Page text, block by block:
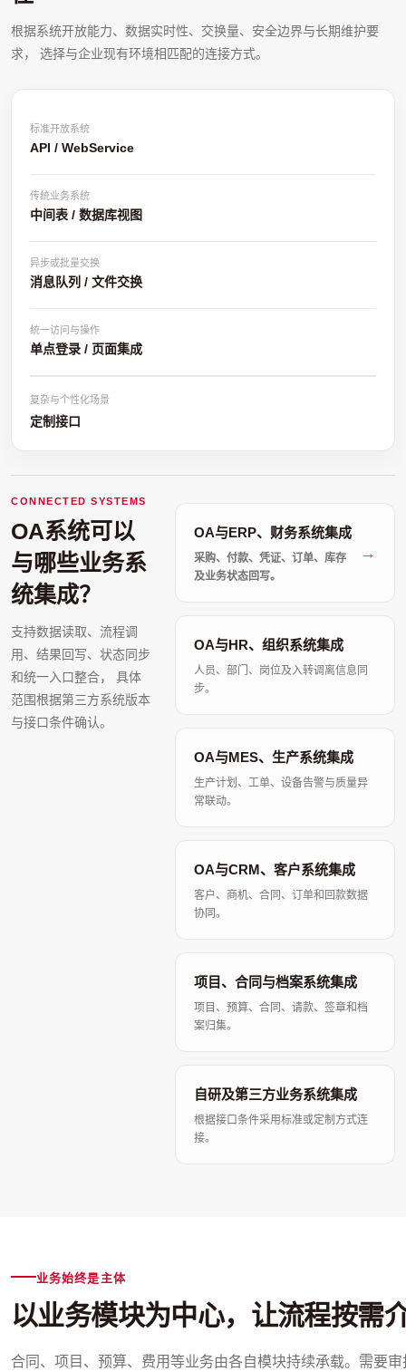
标准开放系统
API / WebService
传统业务系统
中间表 / 数据库视图
异步或批量交换
消息队列 / 文件交换
统一访问与操作
单点登录 / 页面集成
复杂与个性化场景
定制接口
根据系统开放能力、数据实时性、交换量、安全边界与长期维护要
求， 选择与企业现有环境相匹配的连接方式。
CONNECTED SYSTEMS
OA系统可以
与哪些业务系
统集成？
支持数据读取、流程调
用、结果回写、状态同步
和统一入口整合， 具体
范围根据第三方系统版本
与接口条件确认。
OA与ERP、财务系统集成
采购、付款、凭证、订单、库存
及业务状态回写。
OA与HR、组织系统集成
人员、部门、岗位及入转调离信息同
步。
OA与MES、生产系统集成
生产计划、工单、设备告警与质量异
常联动。
OA与CRM、客户系统集成
客户、商机、合同、订单和回款数据
协同。
项目、合同与档案系统集成
项目、预算、合同、请款、签章和档
案归集。
自研及第三方业务系统集成
根据接口条件采用标准或定制方式连
接。
业务始终是主体
以业务模块为中心，让流程按需
合同、项目、预算、费用等业务由各自模块持续承载。需要